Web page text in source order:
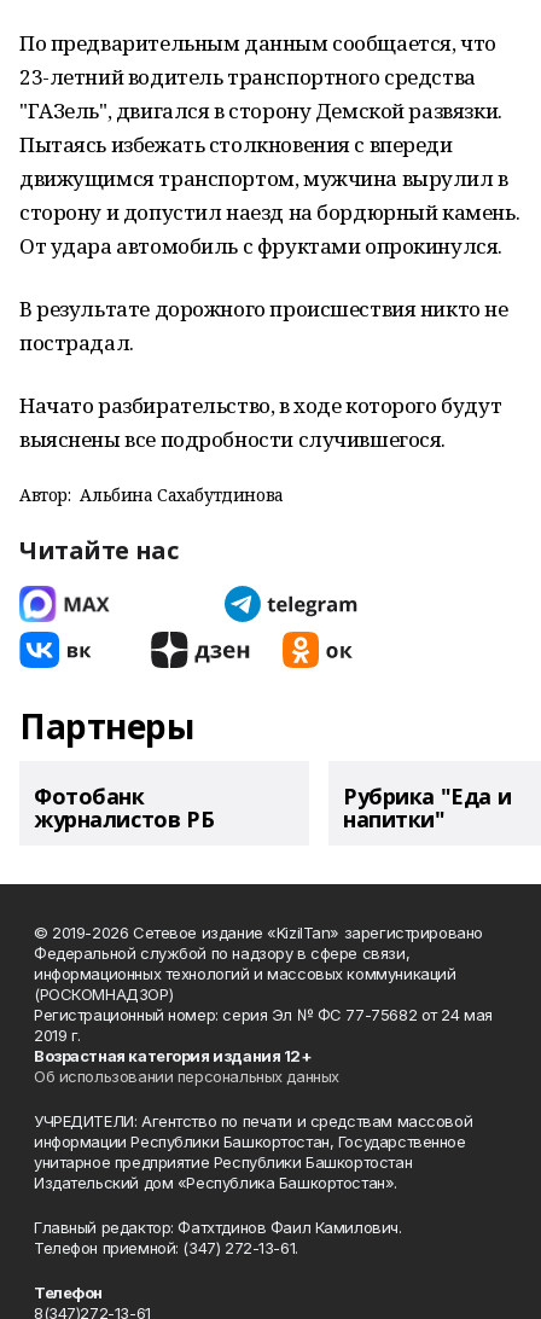
По предварительным данным сообщается, что
23-летний водитель транспортного средства
"ГАЗель", двигался в сторону Демской развязки.
Пытаясь избежать столкновения с впереди
движущимся транспортом, мужчина вырулил в
сторону и допустил наезд на бордюрный камень.
От удара автомобиль с фруктами опрокинулся.
В результате дорожного происшествия никто не
пострадал.
Начато разбирательство, в ходе которого будут
выяснены все подробности случившегося.
Автор: Альбина Сахабутдинова
Читайте нас
Партнеры
Фотобанк
журналистов РБ
Рубрика "Еда и
напитки"
© 2019-2026 Сетевое издание «KizilTan» зарегистрировано
Федеральной службой по надзору в сфере связи,
информационных технологий и массовых коммуникаций
(РОСКОМНАДЗОР)
Регистрационный номер: серия Эл № ФС 77-75682 от 24 мая
2019 г.
Возрастная категория издания 12+
Об использовании персональных данных
УЧРЕДИТЕЛИ: Агентство по печати и средствам массовой
информации Республики Башкортостан, Государственное
унитарное предприятие Республики Башкортостан
Издательский дом «Республика Башкортостан».
Главный редактор: Фатхтдинов Фаил Камилович.
Телефон приемной: (347) 272-13-61.
Телефон
8(347)272-13-61